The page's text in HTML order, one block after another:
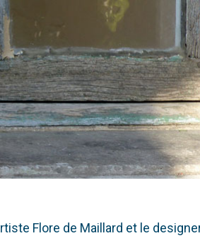
Flore de Maillard et le